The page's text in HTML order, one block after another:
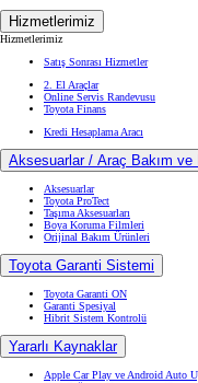
Hizmetlerimiz
Hizmetlerimiz
Satış Sonrası Hizmetler
2. El Araçlar
Online Servis Randevusu
Toyota Finans
Kredi Hesaplama Aracı
Aksesuarlar / Araç Bakım ve
Aksesuarlar
Toyota ProTect
Taşıma Aksesuarları
Boya Koruma Filmleri
Orijinal Bakım Ürünleri
Toyota Garanti Sistemi
Toyota Garanti ON
Garanti Spesiyal
Hibrit Sistem Kontrolü
Yararlı Kaynaklar
Apple Car Play ve Android Auto